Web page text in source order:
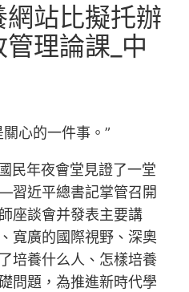
站比擬托辦
理論課_中
心的一件事。”
民年夜會堂見證了一堂
近平總書記掌管召開
座談會并發表主要講
寬廣的國際視野、深奧
培養什么人、怎樣培養
問題，為推進新時代學